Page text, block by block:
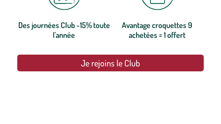
Des journées Club -15% toute
l'année
Avantage croquettes 9
achetées = 1 offert
Je rejoins le Club